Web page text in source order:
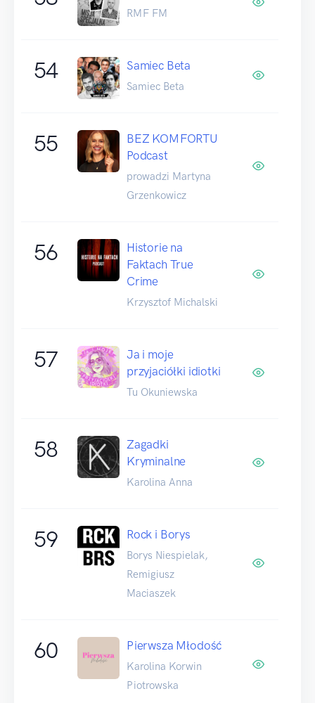
RMF FM
54 Samiec Beta
Samiec Beta
55
BEZ KOMFORTU
Podcast
prowadzi Martyna
Grzenkowicz
56
Historie na
Faktach True
Crime
Krzysztof Michalski
57
Ja i moje
przyjaciółki idiotki
Tu Okuniewska
58
Zagadki
Kryminalne
Karolina Anna
59 Rock i Borys
Borys Niespielak,
Remigiusz
Maciaszek
60 Pierwsza Młodość
Karolina Korwin
Piotrowska